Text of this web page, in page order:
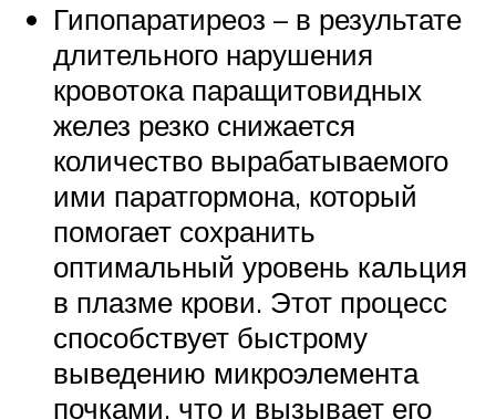
Гипопаратиреоз – в результате
длительного нарушения
кровотока паращитовидных
желез резко снижается
количество вырабатываемого
ими паратгормона, который
помогает сохранить
оптимальный уровень кальция
в плазме крови. Этот процесс
способствует быстрому
выведению микроэлемента
почками, что и вызывает его